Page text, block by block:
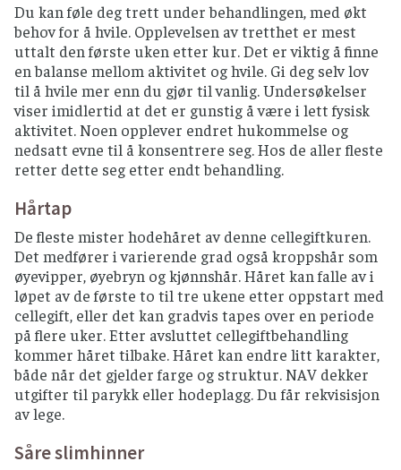
Du kan føle deg trett under behandlingen, med økt
behov for å hvile. Opplevelsen av tretthet er mest
uttalt den første uken etter kur. Det er viktig å finne
en balanse mellom aktivitet og hvile. Gi deg selv lov
til å hvile mer enn du gjør til vanlig. Undersøkelser
viser imidlertid at det er gunstig å være i lett fysisk
aktivitet. Noen opplever endret hukommelse og
nedsatt evne til å konsentrere seg. Hos de aller fleste
retter dette seg etter endt behandling.
Hårtap
De fleste mister hodehåret av denne cellegiftkuren.
Det medfører i varierende grad også kroppshår som
øyevipper, øyebryn og kjønnshår. Håret kan falle av i
løpet av de første to til tre ukene etter oppstart med
cellegift, eller det kan gradvis tapes over en periode
på flere uker. Etter avsluttet cellegiftbehandling
kommer håret tilbake. Håret kan endre litt karakter,
både når det gjelder farge og struktur. NAV dekker
utgifter til parykk eller hodeplagg. Du får rekvisisjon
av lege.
Såre slimhinner